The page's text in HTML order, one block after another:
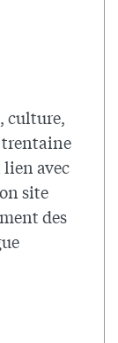
culture,
trentaine
lien avec
site
des